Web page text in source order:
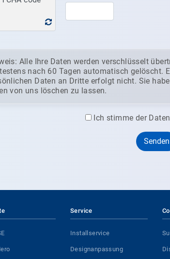
Alle Ihre Daten werden verschlüsselt
nach 60 Tagen automatisch gelöscht.
Daten an Dritte erfolgt nicht. Sie
von uns löschen zu lassen.
Ich stimme der
Service
Installservice
Designanpassung